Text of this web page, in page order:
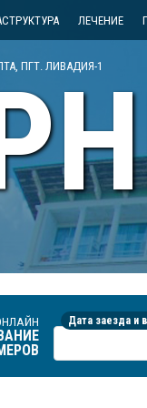
ЛЕЧЕНИЕ
ПГТ. ЛИВАДИЯ-1
Дата заезда и